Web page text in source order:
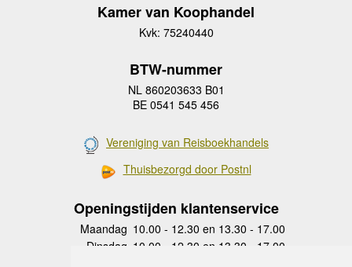
Kamer van Koophandel
Kvk: 75240440
BTW-nummer
NL 860203633 B01
BE 0541 545 456
Vereniging van Reisboekhandels
Thuisbezorgd door Postnl
Openingstijden klantenservice
Maandag 10.00 - 12.30 en 13.30 - 17.00
Dinsdag 10.00 - 12.30 en 13.30 - 17.00